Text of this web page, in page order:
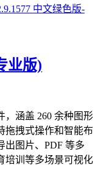
业版)
，涵盖 260 余种图形
拖拽式操作和智能布
出图片、PDF 等多
培训等多场景可视化